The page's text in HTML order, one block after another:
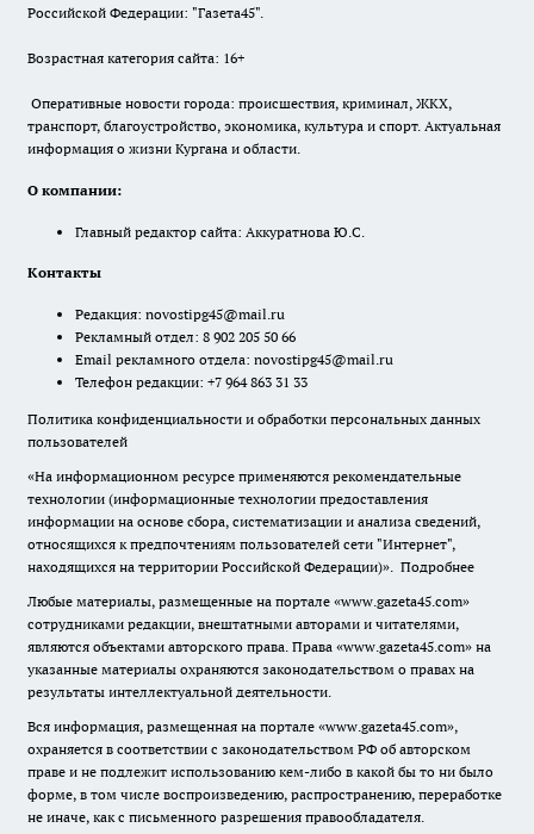
Российской Федерации: "Газета45".
Возрастная категория сайта: 16+
Оперативные новости города: происшествия, криминал, ЖКХ,
транспорт, благоустройство, экономика, культура и спорт. Актуальная
информация о жизни Кургана и области.
О компании:
Главный редактор сайта: Аккуратнова Ю.С.
Контакты
Редакция: novostipg45@mail.ru
Рекламный отдел: 8 902 205 50 66
Email рекламного отдела: novostipg45@mail.ru
Телефон редакции: +7 964 863 31 33
Политика конфиденциальности и обработки персональных данных
пользователей
«На информационном ресурсе применяются рекомендательные
технологии (информационные технологии предоставления
информации на основе сбора, систематизации и анализа сведений,
относящихся к предпочтениям пользователей сети "Интернет",
находящихся на территории Российской Федерации)». Подробнее
Любые материалы, размещенные на портале «www.gazeta45.com»
сотрудниками редакции, внештатными авторами и читателями,
являются объектами авторского права. Права «www.gazeta45.com» на
указанные материалы охраняются законодательством о правах на
результаты интеллектуальной деятельности.
Вся информация, размещенная на портале «www.gazeta45.com»,
охраняется в соответствии с законодательством РФ об авторском
праве и не подлежит использованию кем-либо в какой бы то ни было
форме, в том числе воспроизведению, распространению, переработке
не иначе, как с письменного разрешения правообладателя.